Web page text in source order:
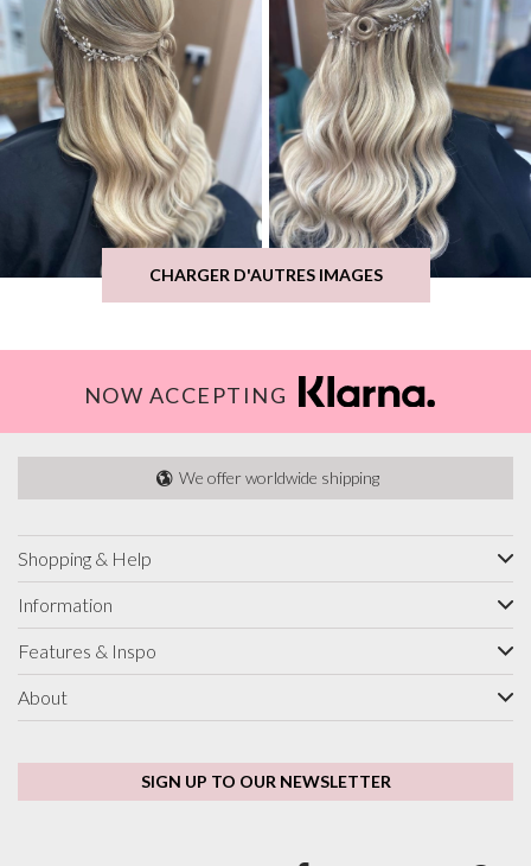
CHARGER D'AUTRES IMAGES
NOW ACCEPTING
We offer worldwide shipping
Shopping & Help
Information
Features & Inspo
About
SIGN UP TO OUR NEWSLETTER